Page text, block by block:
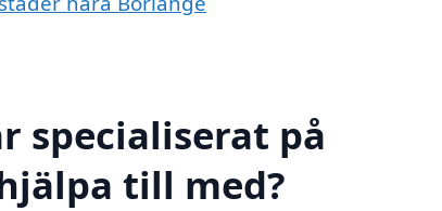
specialiserat på
till med?